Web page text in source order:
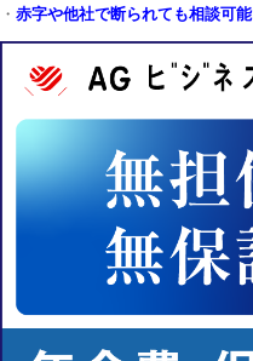
・ 赤字や他社で断られても相談可能